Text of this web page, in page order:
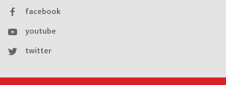
facebook
youtube
twitter